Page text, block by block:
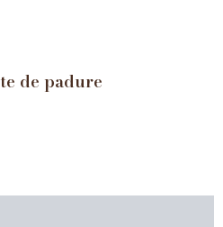
de padure